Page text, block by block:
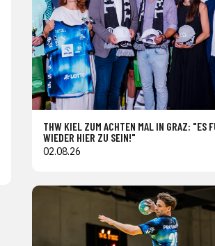
THW KIEL ZUM ACHTEN MAL IN GRAZ: "ES
WIEDER HIER ZU SEIN!"
02.08.26